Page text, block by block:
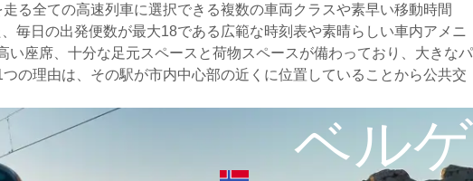
る全ての高速列車に選択できる複数の車両クラスや素早い移動時間
毎日の出発便数が最大18である広範な時刻表や素晴らしい車内アメニ
座席、十分な足元スペースと荷物スペースが備わっており、大きなパ
の理由は、その駅が市内中心部の近くに位置していることから公共交
ベルゲ